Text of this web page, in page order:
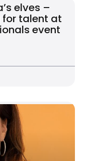
elves –
for talent at
event